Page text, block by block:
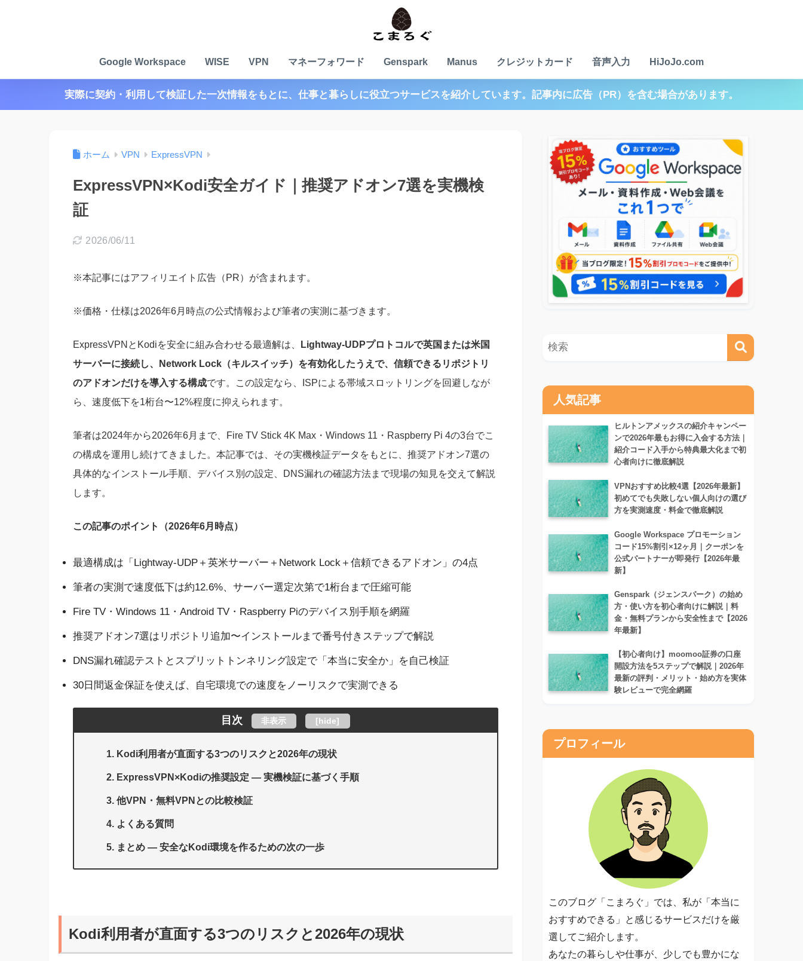
Google Workspace WISE VPN マネーフォワード Genspark Manus クレジットカード 音声入力 HiJoJo.com
実際に契約・利用して検証した一次情報をもとに、仕事と暮らしに役立つサービスを紹介しています。記事内に広告（PR）を含む場合があります。
ホーム VPN ExpressVPN
ExpressVPN×Kodi安全ガイド｜推奨アドオン7選を実機検
証
2026/06/11
※本記事にはアフィリエイト広告（PR）が含まれます。
※価格・仕様は2026年6月時点の公式情報および筆者の実測に基づきます。
ExpressVPNとKodiを安全に組み合わせる最適解は、
Lightway-UDPプロトコルで英国または米国
サーバーに接続し、Network Lock（キルスイッチ）を有効化したうえで、信頼できるリポジトリ
のアドオンだけを導入する構成です。この設定なら、ISPによる帯域スロットリングを回避しなが
ら、速度低下を1桁台〜12%程度に抑えられます。
筆者は2024年から2026年6月まで、Fire TV Stick 4K Max・Windows 11・Raspberry Pi 4の3台でこ
の構成を運用し続けてきました。本記事では、その実機検証データをもとに、推奨アドオン7選の
具体的なインストール手順、デバイス別の設定、DNS漏れの確認方法まで現場の知見を交えて解説
します。
この記事のポイント（2026年6月時点）
最適構成は「Lightway-UDP＋英米サーバー＋Network Lock＋信頼できるアドオン」の4点
筆者の実測で速度低下は約12.6%、サーバー選定次第で1桁台まで圧縮可能
Fire TV・Windows 11・Android TV・Raspberry Piのデバイス別手順を網羅
推奨アドオン7選はリポジトリ追加〜インストールまで番号付きステップで解説
DNS漏れ確認テストとスプリットトンネリング設定で「本当に安全か」を自己検証
30日間返金保証を使えば、自宅環境での速度をノーリスクで実測できる
目次 非表示 [hide]
Kodi利用者が直面する3つのリスクと2026年の現状
ExpressVPN×Kodiの推奨設定 — 実機検証に基づく手順
他VPN・無料VPNとの比較検証
よくある質問
まとめ — 安全なKodi環境を作るための次の一歩
Kodi利用者が直面する3つのリスクと2026年の現状
人気記事
ヒルトンアメックスの紹介キャンペー
ンで2026年最もお得に入会する方法｜
紹介コード入手から特典最大化まで初
心者向けに徹底解説
VPNおすすめ比較4選【2026年最新】
初めてでも失敗しない個人向けの選び
方を実測速度・料金で徹底解説
Google Workspace プロモーション
コード15%割引×12ヶ月｜クーポンを
公式パートナーが即発行【2026年最
新】
Genspark（ジェンスパーク）の始め
方・使い方を初心者向けに解説｜料
金・無料プランから安全性まで【2026
年最新】
【初心者向け】moomoo証券の口座
開設方法を5ステップで解説｜2026年
最新の評判・メリット・始め方を実体
験レビューで完全網羅
プロフィール
このブログ「こまろぐ」では、私が「本当に
おすすめできる」と感じるサービスだけを厳
選してご紹介します。
あなたの暮らしや仕事が、少しでも豊かにな